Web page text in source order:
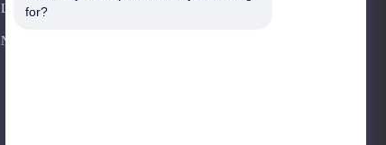
Les affaires
Nouvelles
for?